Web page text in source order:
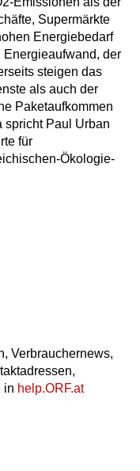
Supermärkte
Energiebedarf
der
steigen das
als auch der
Paketaufkommen
spricht Paul Urban
für
Ökologie-
Verbrauchernews,
in help.ORF.at